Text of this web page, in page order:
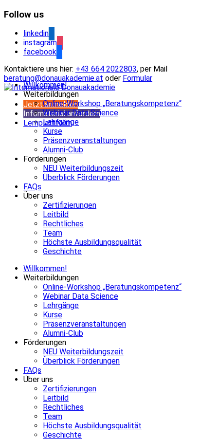
Follow us
linkedin
instagram
facebook
Kontaktiere uns hier: +43 664 2022803, per Mail
beratung@donauakademie.at oder Formular
Jetzt anmelden
Infomaterial anfordern
Lernplattform
Willkommen!
Weiterbildungen
Online-Workshop „Beratungskompetenz“
Webinar Data Science
Lehrgänge
Kurse
Präsenzveranstaltungen
Alumni-Club
Förderungen
NEU Weiterbildungszeit
Überblick Förderungen
FAQs
Über uns
Zertifizierungen
Leitbild
Rechtliches
Team
Höchste Ausbildungsqualität
Geschichte
Willkommen!
Weiterbildungen
Online-Workshop „Beratungskompetenz“
Webinar Data Science
Lehrgänge
Kurse
Präsenzveranstaltungen
Alumni-Club
Förderungen
NEU Weiterbildungszeit
Überblick Förderungen
FAQs
Über uns
Zertifizierungen
Leitbild
Rechtliches
Team
Höchste Ausbildungsqualität
Geschichte